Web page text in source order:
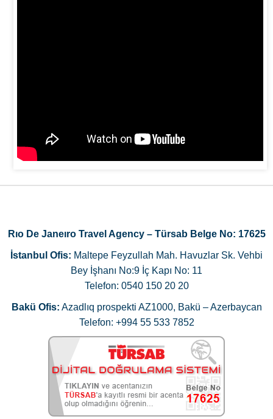
Rıo De Janeıro Travel Agency – Türsab Belge No: 17625
İstanbul Ofis: Maltepe Feyzullah Mah. Havuzlar Sk. Vehbi
Bey İşhanı No:9 İç Kapı No: 11
Telefon: 0540 150 20 20
Bakü Ofis: Azadlıq prospekti AZ1000, Bakü – Azerbaycan
Telefon: +994 55 533 7852